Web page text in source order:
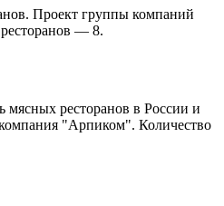
Проект группы компаний
— 8.
мясных ресторанов в России и
"Арпиком". Количество